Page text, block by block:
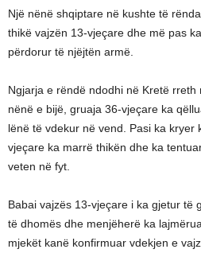
Një nënë shqiptare në kushte të
thikë vajzën 13-vjeçare dhe më pas
përdorur të njëjtën armë.
Ngjarja e rëndë ndodhi në Kretë
nënë e bijë, gruaja 36-vjeçare ka
lënë të vdekur në vend. Pasi ka kryer
vjeçare ka marrë thikën dhe ka
veten në fyt.
Babai vajzës 13-vjeçare i ka gjetur të
të dhomës dhe menjëherë ka
mjekët kanë konfirmuar vdekjen e